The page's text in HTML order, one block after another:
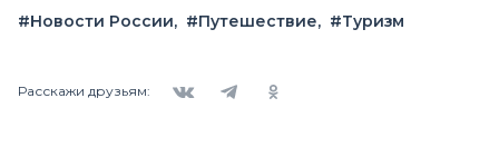
#Новости России #Путешествие #Туризм
Расскажи друзьям: